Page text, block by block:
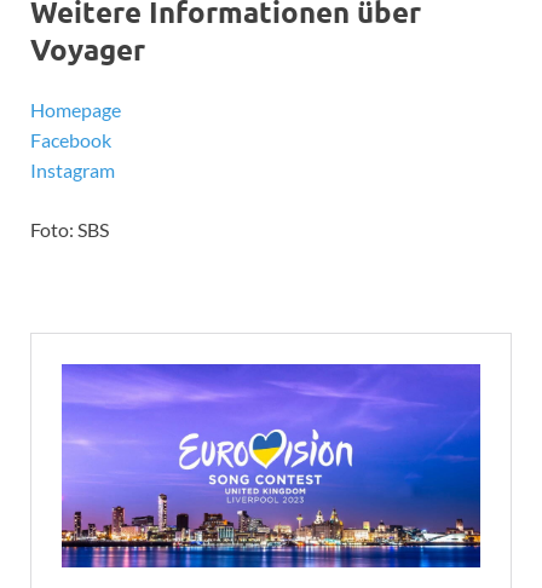
Weitere Informationen über
Voyager
Homepage
Facebook
Instagram
Foto: SBS